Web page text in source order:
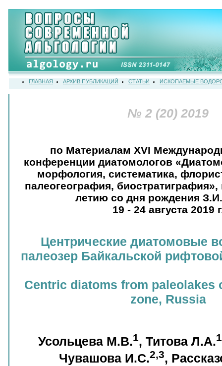
ГЛАВНАЯ АРХИВ ПУБЛИКАЦИЙ СТАТЬИ ИСКОПАЕМЫЕ
№ 2 (20) 2019
по Материалам XVI
конференции диатомологов
морфология, систематика,
палеогеография,
летию со дня рождения
19 - 24 августа 2019
Центрические диатомовые
палеозер Байкальской
Centric diatoms from paleolakes
zone, Russia
Усольцева М.В.1, Титова Л.А.1
Чувашова И.С.2,3,